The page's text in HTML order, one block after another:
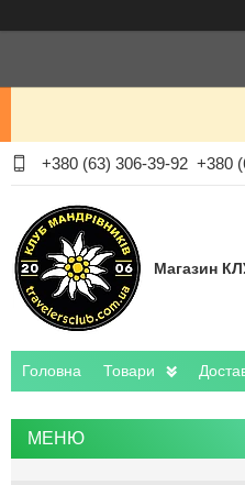
+380 (63) 306-39-92 +380
Магазин
Головна Товари